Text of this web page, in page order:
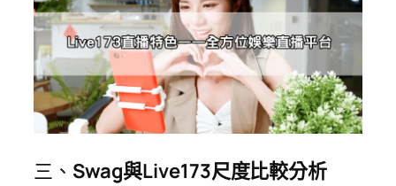
三、 Swag與Live173尺度比較分析